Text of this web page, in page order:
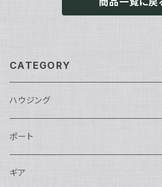
CATEGORY
ハウジング
Nikon用
Nauticam
Canon用
ポート
Nauticam
ギア